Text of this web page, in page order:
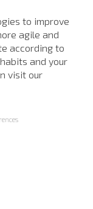
to improve
agile and
according to
and your
visit our